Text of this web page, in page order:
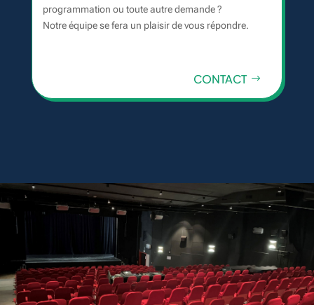
programmation ou toute autre demande ?
Notre équipe se fera un plaisir de vous répondre.
CONTACT